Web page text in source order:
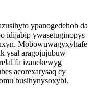
ypanogedehob da
idijabip ywasetuginopys
Mobowuwagyxyhafe
ysal aragojujubuw
fa izanekewyg
acorexarysaq cy
busihynysoxybi.